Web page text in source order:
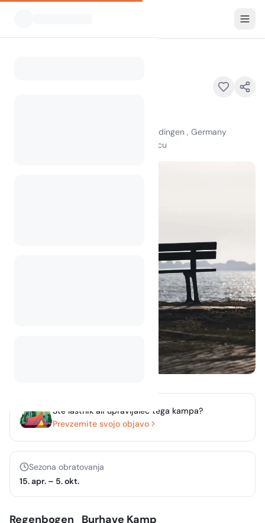
An der Nordseelagune , 26969 Butjadingen , Germany
ogledov v zadnjem mesecu
Ste lastnik ali upravljalec tega kampa?
Prevzemite svojo objavo
Sezona obratovanja
15. apr. – 5. okt.
Regenbogen_Burhave Kamp